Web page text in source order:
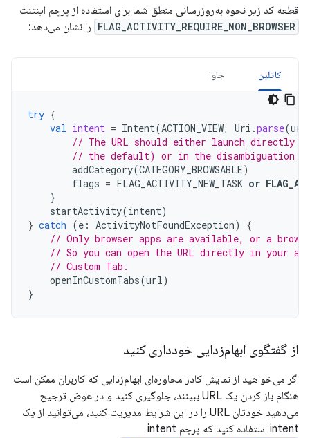
قطعه کد زیر نحوه به‌روزرسانی منطق شما برای استفاده از پرچم اینتنت
FLAG_ACTIVITY_REQUIRE_NON_BROWSER را نشان می‌دهد:
کاتلین جاوا
try {
val intent = Intent(ACTION_VIEW, Uri .parse(url
// The URL should either launch directly
// the default) or in the disambiguation
addCategory(CATEGORY_BROWSABLE)
flags = FLAG_ACTIVITY_NEW_TASK or
}
startActivity(intent)
} catch (e : ActivityNotFoundException)
{
// Only browser apps are available, or a
// So you can open the URL directly in your
// Custom Tab.
openInCustomTabs(url)
}
از گفتگوی ابهام‌زدایی خودداری کنید
اگر می‌خواهید از نمایش کادر محاوره‌ای ابهام‌زدایی که کاربران ممکن است
هنگام باز کردن یک URL ببینند، جلوگیری کنید و در عوض ترجیح
می‌دهید خودتان URL را در این شرایط مدیریت کنید، می‌توانید از یک
intent استفاده کنید که پرچم intent